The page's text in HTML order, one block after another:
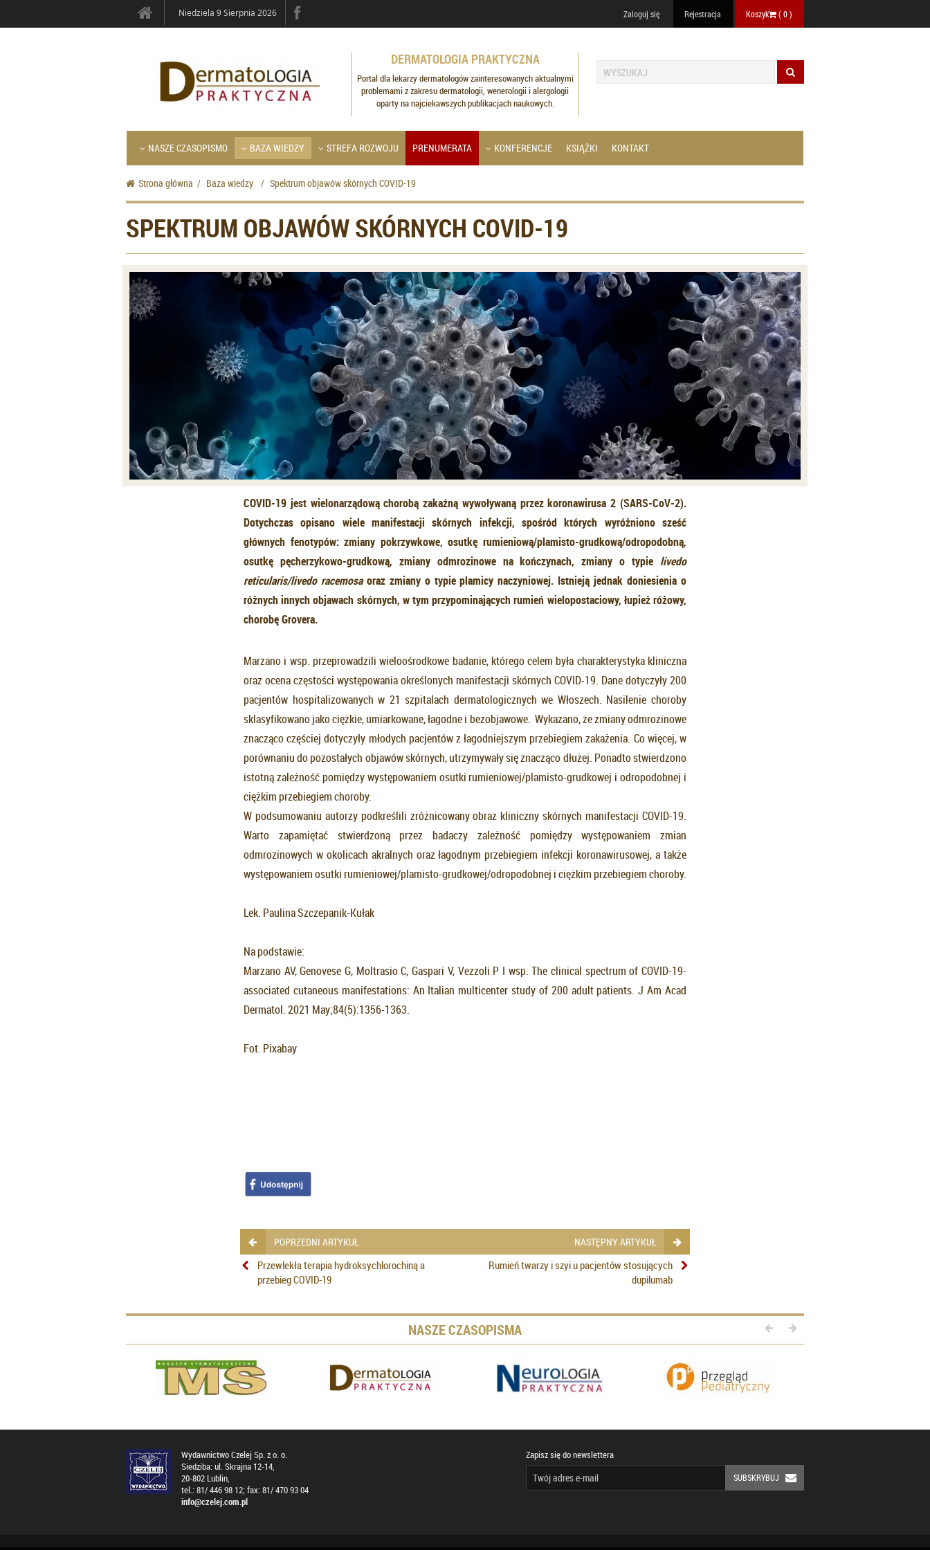
Niedziela 9 Sierpnia 2026 Zaloguj się Rejestracja Koszyk (0)
DERMATOLOGIA PRAKTYCZNA
Portal dla lekarzy dermatologów zainteresowanych aktualnymi
problemami z zakresu dermatologii, wenerologii i alergologii
oparty na najciekawszych publikacjach naukowych.
NASZE CZASOPISMO BAZA WIEDZY STREFA ROZWOJU PRENUMERATA KONFERENCJE KSIĄŻKI KONTAKT
Strona główna / Baza wiedzy / Spektrum objawów skórnych COVID-19
SPEKTRUM OBJAWÓW SKÓRNYCH COVID-19
COVID-19 jest wielonarządową chorobą zakaźną wywoływaną przez koronawirusa 2 (SARS-CoV-2).
Dotychczas opisano wiele manifestacji skórnych infekcji, spośród których wyróżniono sześć
głównych fenotypów: zmiany pokrzywkowe, osutkę rumieniową/plamisto-grudkową/odropodobną,
osutkę pęcherzykowo-grudkową, zmiany odmrozinowe na kończynach, zmiany o typie livedo
reticularis/livedo racemosaoraz zmiany o typie plamicy naczyniowej. Istnieją jednak doniesienia o
różnych innych objawach skórnych, w tym przypominających rumień wielopostaciowy, łupież różowy,
chorobę Grovera.
Marzano i wsp. przeprowadzili wieloośrodkowe badanie, którego celem była charakterystyka kliniczna
oraz ocena częstości występowania określonych manifestacji skórnych COVID-19. Dane dotyczyły 200
pacjentów hospitalizowanych w 21 szpitalach dermatologicznych we Włoszech. Nasilenie choroby
sklasyfikowano jako ciężkie, umiarkowane, łagodne i bezobjawowe. Wykazano, że zmiany odmrozinowe
znacząco częściej dotyczyły młodych pacjentów z łagodniejszym przebiegiem zakażenia. Co więcej, w
porównaniu do pozostałych objawów skórnych, utrzymywały się znacząco dłużej. Ponadto stwierdzono
istotną zależność pomiędzy występowaniem osutki rumieniowej/plamisto-grudkowej i odropodobnej i
ciężkim przebiegiem choroby.
W podsumowaniu autorzy podkreślili zróżnicowany obraz kliniczny skórnych manifestacji COVID-19.
Warto zapamiętać stwierdzoną przez badaczy zależność pomiędzy występowaniem zmian
odmrozinowych w okolicach akralnych oraz łagodnym przebiegiem infekcji koronawirusowej, a także
występowaniem osutki rumieniowej/plamisto-grudkowej/odropodobnej i ciężkim przebiegiem choroby.
Lek. Paulina Szczepanik-Kułak
Na podstawie:
Marzano AV, Genovese G, Moltrasio C, Gaspari V, Vezzoli P I wsp. The clinical spectrum of COVID-19-
associated cutaneous manifestations: An Italian multicenter study of 200 adult patients. J Am Acad
Dermatol. 2021 May;84(5):1356-1363.
Fot. Pixabay
POPRZEDNI ARTYKUŁ NASTĘPNY ARTYKUŁ
Przewlekła terapia hydroksychlorochiną a
przebieg COVID-19
Rumień twarzy i szyi u pacjentów stosujących
dupilumab
NASZE CZASOPISMA
Wydawnictwo Czelej Sp. z o. o.
Siedziba: ul. Skrajna 12-14,
20-802 Lublin,
tel.: 81/ 446 98 12; fax: 81/ 470 93 04
info@czelej.com.pl
Zapisz się do newslettera
SUBSKRYBUJ